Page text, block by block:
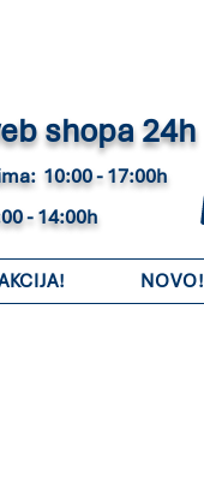
shopa 24h
10:00 - 17:00h
- 14:00h
NOVO!